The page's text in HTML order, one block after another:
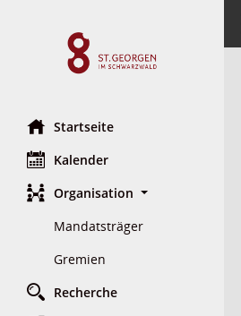
Startseite
Kalender
Organisation
Mandatsträger
Gremien
Recherche